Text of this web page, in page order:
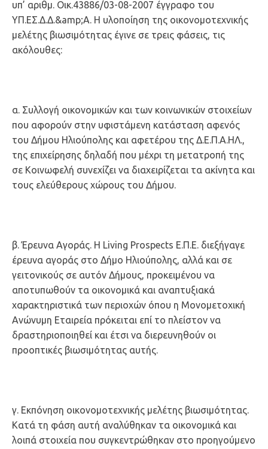
υπ’ αριθμ. Οικ.43886/03-08-2007 έγγραφο του
ΥΠ.ΕΣ.Δ.Δ.&amp;Α. Η υλοποίηση της οικονομοτεχνικής
μελέτης βιωσιμότητας έγινε σε τρεις φάσεις, τις
ακόλουθες:
α. Συλλογή οικονομικών και των κοινωνικών στοιχείων
που αφορούν στην υφιστάμενη κατάσταση αφενός
του Δήμου Ηλιούπολης και αφετέρου της Δ.Ε.Π.Α.ΗΛ.,
της επιχείρησης δηλαδή που μέχρι τη μετατροπή της
σε Κοινωφελή συνεχίζει να διαχειρίζεται τα ακίνητα και
τους ελεύθερους χώρους του Δήμου.
β. Έρευνα Αγοράς. Η Living Prospects Ε.Π.Ε. διεξήγαγε
έρευνα αγοράς στο Δήμο Ηλιούπολης, αλλά και σε
γειτονικούς σε αυτόν Δήμους, προκειμένου να
αποτυπωθούν τα οικονομικά και αναπτυξιακά
χαρακτηριστικά των περιοχών όπου η Μονομετοχική
Ανώνυμη Εταιρεία πρόκειται επί το πλείστον να
δραστηριοποιηθεί και έτσι να διερευνηθούν οι
προοπτικές βιωσιμότητας αυτής.
γ. Εκπόνηση οικονομοτεχνικής μελέτης βιωσιμότητας.
Κατά τη φάση αυτή αναλύθηκαν τα οικονομικά και
λοιπά στοιχεία που συγκεντρώθηκαν στο προηγούμενο